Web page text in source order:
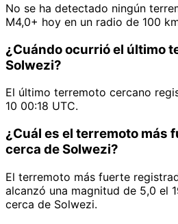
No se ha detectado ningún
M4,0+ hoy en un radio de 100
¿Cuándo ocurrió el último
Solwezi?
El último terremoto cercano
10 00:18 UTC.
¿Cuál es el terremoto más
cerca de Solwezi?
El terremoto más fuerte
alcanzó una magnitud de 5,0 el
cerca de Solwezi.